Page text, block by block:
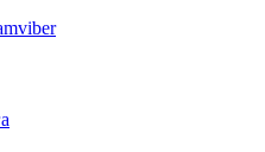
viber